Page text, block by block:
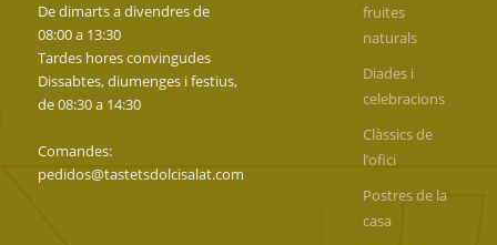
De dimarts a divendres de
08:00 a 13:30
Tardes hores convingudes
Dissabtes, diumenges i festius,
de 08:30 a 14:30
Comandes:
pedidos@tastetsdolcisalat.com
fruites
naturals
Diades i
celebracions
Clàssics de
l’ofici
Postres de la
casa